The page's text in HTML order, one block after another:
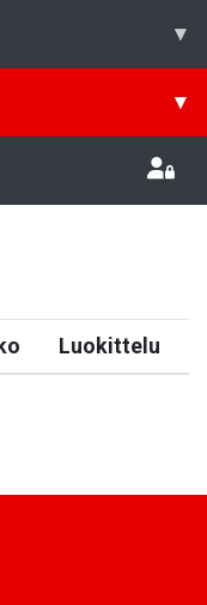
▾
▾
Luokittelu